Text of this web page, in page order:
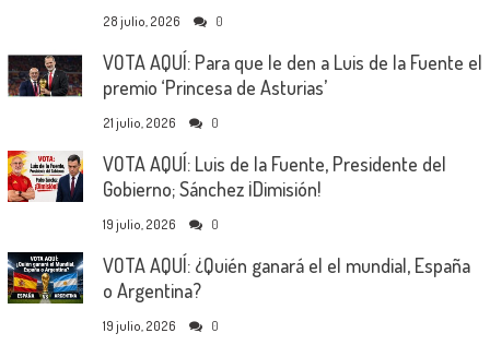
28 julio, 2026 0
VOTA AQUÍ: Para que le den a Luis de la Fuente el
premio ‘Princesa de Asturias’
21 julio, 2026 0
VOTA AQUÍ: Luis de la Fuente, Presidente del
Gobierno; Sánchez ¡Dimisión!
19 julio, 2026 0
VOTA AQUÍ: ¿Quién ganará el el mundial, España
o Argentina?
19 julio, 2026 0